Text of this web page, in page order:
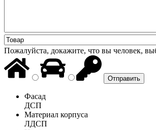
Пожалуйста, докажите, что вы человек,
Фасад
ДСП
Материал корпуса
ЛДСП